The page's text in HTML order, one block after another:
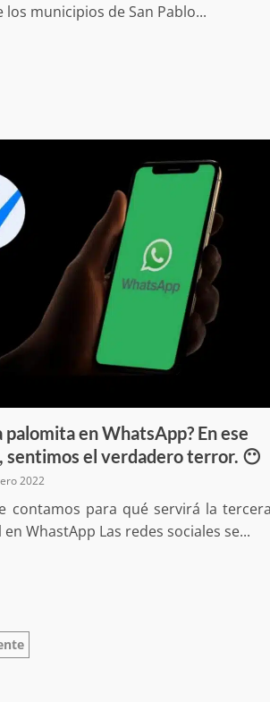
los municipios de San Pablo...
palomita en WhatsApp? En ese
sentimos el verdadero terror. 😶
2022
contamos para qué servirá la
WhastApp Las redes sociales se...
Bukele elimina el presupuesto a
los partidos políticos.
enero 2025
proceso electoral extraordinario de
Santiago Xanica: Jesús Romero
admin
Detienen a Ernesto Ruffo en Baja
California; FGR lo investiga por